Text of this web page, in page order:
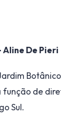
De Pieri
de
Sul.